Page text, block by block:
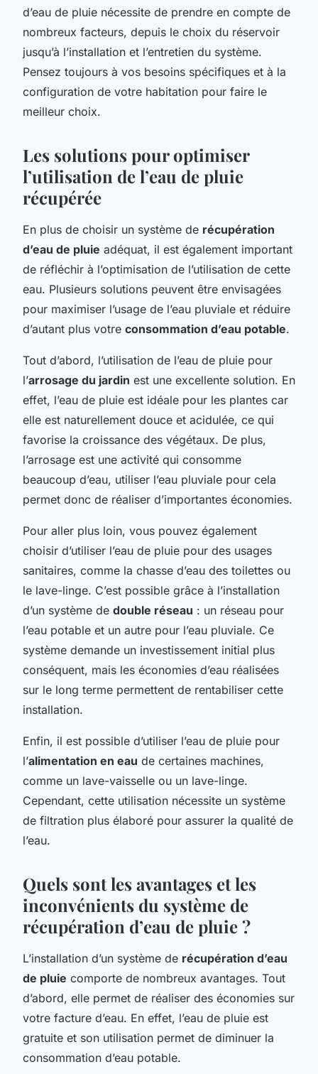
d’eau de pluie nécessite de prendre en compte de
nombreux facteurs, depuis le choix du réservoir
jusqu’à l’installation et l’entretien du système.
Pensez toujours à vos besoins spécifiques et à la
configuration de votre habitation pour faire le
meilleur choix.
Les solutions pour optimiser
l’utilisation de l’eau de pluie
récupérée
En plus de choisir un système de récupération
d’eau de pluie adéquat, il est également important
de réfléchir à l’optimisation de l’utilisation de cette
eau. Plusieurs solutions peuvent être envisagées
pour maximiser l’usage de l’eau pluviale et réduire
d’autant plus votre consommation d’eau potable.
Tout d’abord, l’utilisation de l’eau de pluie pour
l’arrosage du jardin est une excellente solution. En
effet, l’eau de pluie est idéale pour les plantes car
elle est naturellement douce et acidulée, ce qui
favorise la croissance des végétaux. De plus,
l’arrosage est une activité qui consomme
beaucoup d’eau, utiliser l’eau pluviale pour cela
permet donc de réaliser d’importantes économies.
Pour aller plus loin, vous pouvez également
choisir d’utiliser l’eau de pluie pour des usages
sanitaires, comme la chasse d’eau des toilettes ou
le lave-linge. C’est possible grâce à l’installation
d’un système de double réseau : un réseau pour
l’eau potable et un autre pour l’eau pluviale. Ce
système demande un investissement initial plus
conséquent, mais les économies d’eau réalisées
sur le long terme permettent de rentabiliser cette
installation.
Enfin, il est possible d’utiliser l’eau de pluie pour
l’alimentation en eau de certaines machines,
comme un lave-vaisselle ou un lave-linge.
Cependant, cette utilisation nécessite un système
de filtration plus élaboré pour assurer la qualité de
l’eau.
Quels sont les avantages et les
inconvénients du système de
récupération d’eau de pluie ?
L’installation d’un système de récupération d’eau
de pluie comporte de nombreux avantages. Tout
d’abord, elle permet de réaliser des économies sur
votre facture d’eau. En effet, l’eau de pluie est
gratuite et son utilisation permet de diminuer la
consommation d’eau potable.